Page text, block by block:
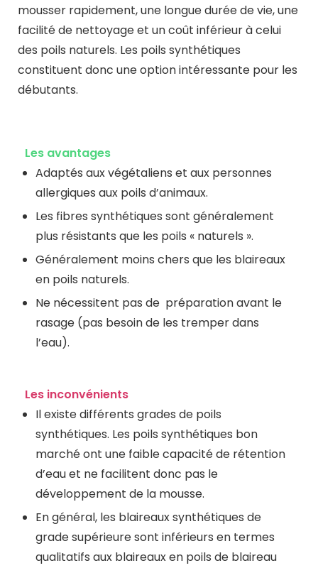
mousser rapidement, une longue durée de vie, une
facilité de nettoyage et un coût inférieur à celui
des poils naturels. Les poils synthétiques
constituent donc une option intéressante pour les
débutants.
Les avantages
Adaptés aux végétaliens et aux personnes
allergiques aux poils d’animaux.
Les fibres synthétiques sont généralement
plus résistants que les poils « naturels ».
Généralement moins chers que les blaireaux
en poils naturels.
Ne nécessitent pas de préparation avant le
rasage (pas besoin de les tremper dans
l’eau).
Les inconvénients
Il existe différents grades de poils
synthétiques. Les poils synthétiques bon
marché ont une faible capacité de rétention
d’eau et ne facilitent donc pas le
développement de la mousse.
En général, les blaireaux synthétiques de
grade supérieure sont inférieurs en termes
qualitatifs aux blaireaux en poils de blaireau